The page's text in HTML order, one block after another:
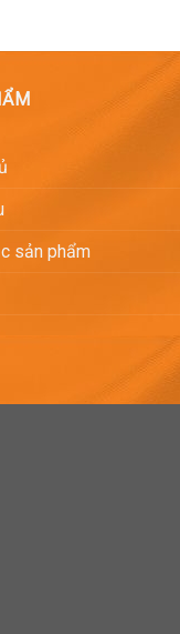
sản phẩm